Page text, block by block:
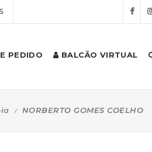
PEDIDO BALCÃO VIRTUAL
NORBERTO GOMES COELHO